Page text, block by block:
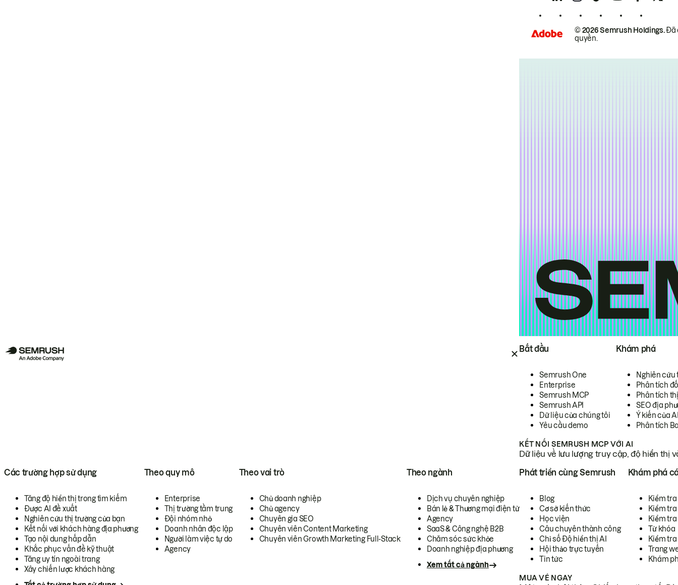
Bắt đầu
Semrush One
Enterprise
Semrush MCP
Semrush API
Dữ liệu của chúng tôi
Yêu cầu demo
Khám phá
Nghiên cứu
Phân tích
Phân tích
SEO địa
Ý kiến của
Phân tích
KẾT NỐI SEMRUSH MCP VỚI AI
Dữ liệu về lưu lượng truy cập, độ hiển thị
Các trường hợp sử dụng
Tăng độ hiển thị trong tìm kiếm
Được AI đề xuất
Nghiên cứu thị trường của bạn
Kết nối với khách hàng địa phương
Tạo nội dung hấp dẫn
Khắc phục vấn đề kỹ thuật
Tăng uy tín ngoài trang
Xây chiến lược khách hàng
Theo quy mô
Enterprise
Thị trường tầm trung
Đội nhóm nhỏ
Doanh nhân độc lập
Người làm việc tự do
Agency
Theo vai trò
Chủ doanh nghiệp
Chủ agency
Chuyên gia SEO
Chuyên viên Content Marketing
Chuyên viên Growth Marketing Full-Stack
Theo ngành
Dịch vụ chuyên nghiệp
Bán lẻ & Thương mại điện tử
Agency
SaaS & Công nghệ B2B
Chăm sóc sức khỏe
Doanh nghiệp địa phương
Xem tất cả ngành
Phát triển cùng Semrush
Blog
Cơ sở kiến thức
Học viện
Câu chuyên thành công
Chỉ số Độ hiển thị AI
Hội thảo trực tuyến
Tin tức
Khám phá
Kiểm
Kiểm tra
Kiểm
Từ khóa
Kiểm
Trang
Khám
MUA VÉ NGAY
© 2026 Semrush Holdings.Đã
quyền.